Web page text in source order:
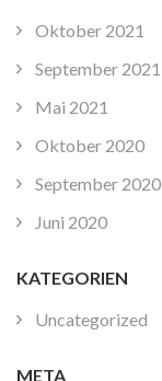
Oktober 2021
September 2021
Mai 2021
Oktober 2020
September 2020
Juni 2020
KATEGORIEN
Uncategorized
META